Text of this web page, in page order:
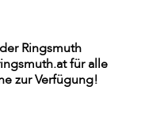
Ringsmuth
für alle
zur Verfügung!